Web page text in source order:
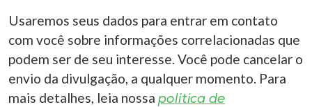
Usaremos seus dados para entrar em contato
com você sobre informações correlacionadas que
podem ser de seu interesse. Você pode cancelar o
envio da divulgação, a qualquer momento. Para
mais detalhes, leia nossa política de